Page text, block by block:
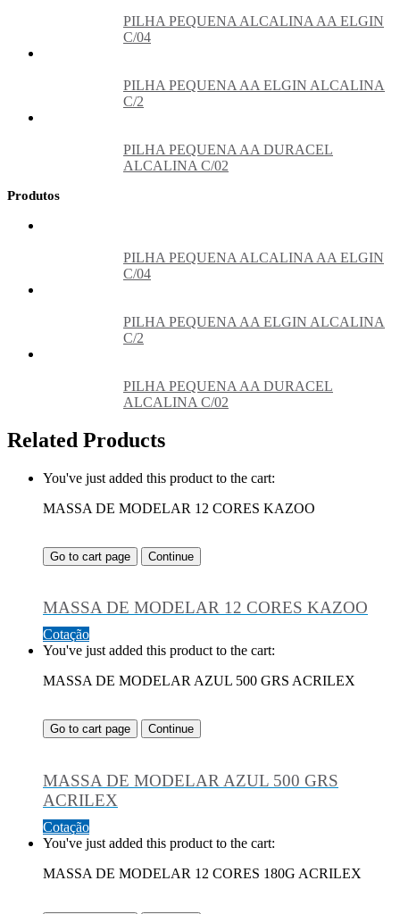
PILHA PEQUENA ALCALINA AA ELGIN
C/04
PILHA PEQUENA AA ELGIN ALCALINA
C/2
PILHA PEQUENA AA DURACEL
ALCALINA C/02
Produtos
PILHA PEQUENA ALCALINA AA ELGIN
C/04
PILHA PEQUENA AA ELGIN ALCALINA
C/2
PILHA PEQUENA AA DURACEL
ALCALINA C/02
Related Products
You've just added this product to the cart:
MASSA DE MODELAR 12 CORES KAZOO
Go to cart page Continue
MASSA DE MODELAR 12 CORES KAZOO
Cotação
You've just added this product to the cart:
MASSA DE MODELAR AZUL 500 GRS ACRILEX
Go to cart page Continue
MASSA DE MODELAR AZUL 500 GRS
ACRILEX
Cotação
You've just added this product to the cart:
MASSA DE MODELAR 12 CORES 180G ACRILEX